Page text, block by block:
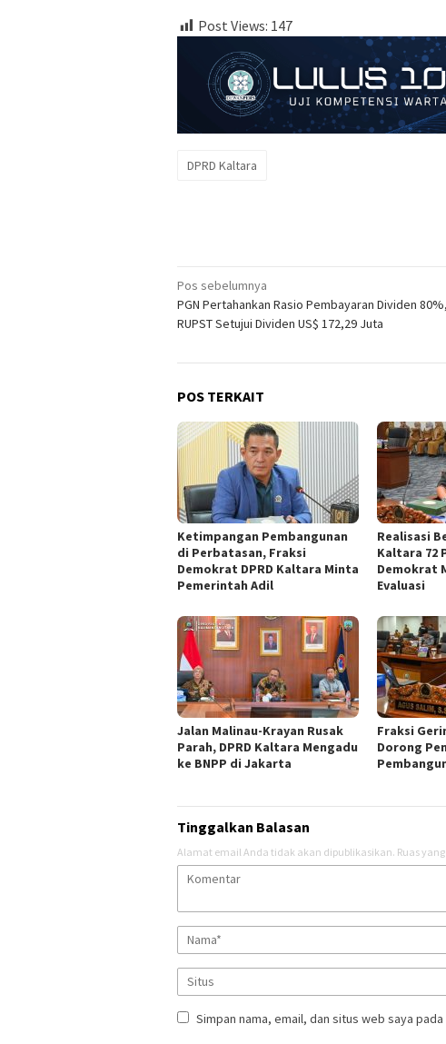
Post Views: 147
DPRD Kaltara
Navigasi
pos
Pos sebelumnya
PGN Pertahankan Rasio Pembayaran Dividen 80%,
RUPST Setujui Dividen US$ 172,29 Juta
POS TERKAIT
Ketimpangan Pembangunan
di Perbatasan, Fraksi
Demokrat DPRD Kaltara Minta
Pemerintah Adil
Realisasi
Kaltara 72
Demokrat
Evaluasi
Jalan Malinau-Krayan Rusak
Parah, DPRD Kaltara Mengadu
ke BNPP di Jakarta
Fraksi
Dorong
Tinggalkan Balasan
Alamat email Anda tidak akan dipublikasikan. Ruas
Simpan nama, email, dan situs web saya